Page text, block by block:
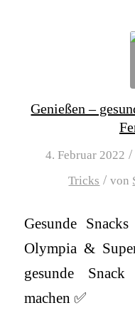
Genießen –
4. Februar 2022 /
Tricks / von
Gesunde
Olympia &
gesunde
machen ✅